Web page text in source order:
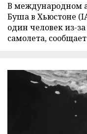
В международном
Буша в Хьюстоне
один человек из-
самолета,